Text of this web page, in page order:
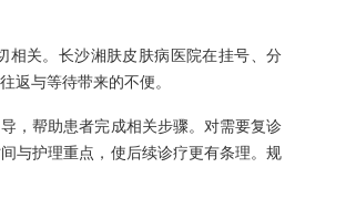
相关。长沙湘肤皮肤病医院在挂号、分
返与等待带来的不便。
，帮助患者完成相关步骤。对需要复诊
与护理重点，使后续诊疗更有条理。规